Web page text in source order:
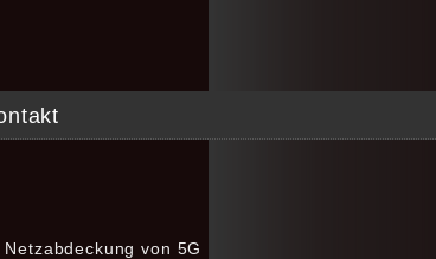
von 5G